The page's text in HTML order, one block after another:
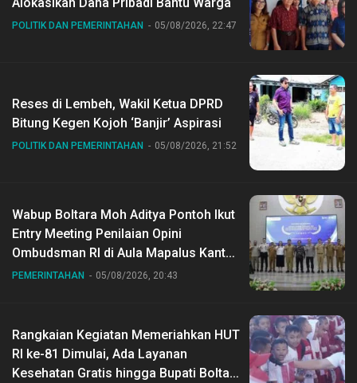
POLITIK DAN PEMERINTAHAN 05/08/2026, 22:47
Reses di Lembeh, Wakil Ketua DPRD
Bitung Kegen Kojoh ‘Banjir’ Aspirasi
POLITIK DAN PEMERINTAHAN 05/08/2026, 21:52
Wabup Boltara Moh Aditya Pontoh Ikut
Entry Meeting Penilaian Opini
Ombudsman RI di Aula Mapalus Kantur
Gubernur Sulut
PEMERINTAHAN 05/08/2026, 20:43
Rangkaian Kegiatan Memeriahkan HUT
RI ke-81 Dimulai, Ada Layanan
Kesehatan Gratis hingga Bupati Boltara